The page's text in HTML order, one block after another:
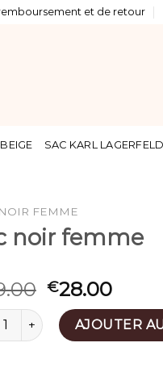
et de retour
SAC KARL
FEMME
noir femme
€28.00
de sac noir femme
AJOUTER